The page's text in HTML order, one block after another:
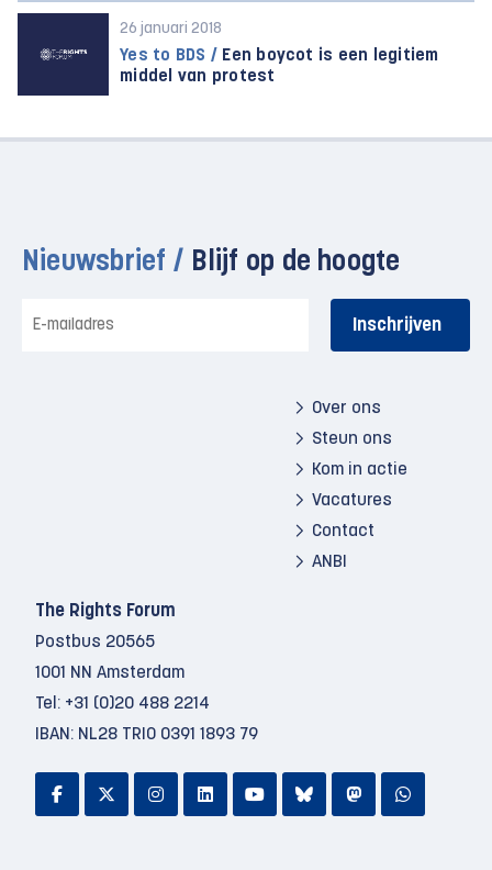
26 januari 2018
Yes to BDS / Een boycot is een legitiem
middel van protest
Nieuwsbrief / Blijf op de hoogte
mailadres
Over ons
Steun ons
Kom in actie
Vacatures
Contact
ANBI
The Rights Forum
Postbus 20565
1001 NN Amsterdam
Tel: +31 (0)20 488 2214
IBAN: NL28 TRIO 0391 1893 79